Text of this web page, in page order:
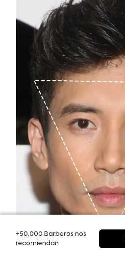
+50,000 Barberos nos
recomiendan